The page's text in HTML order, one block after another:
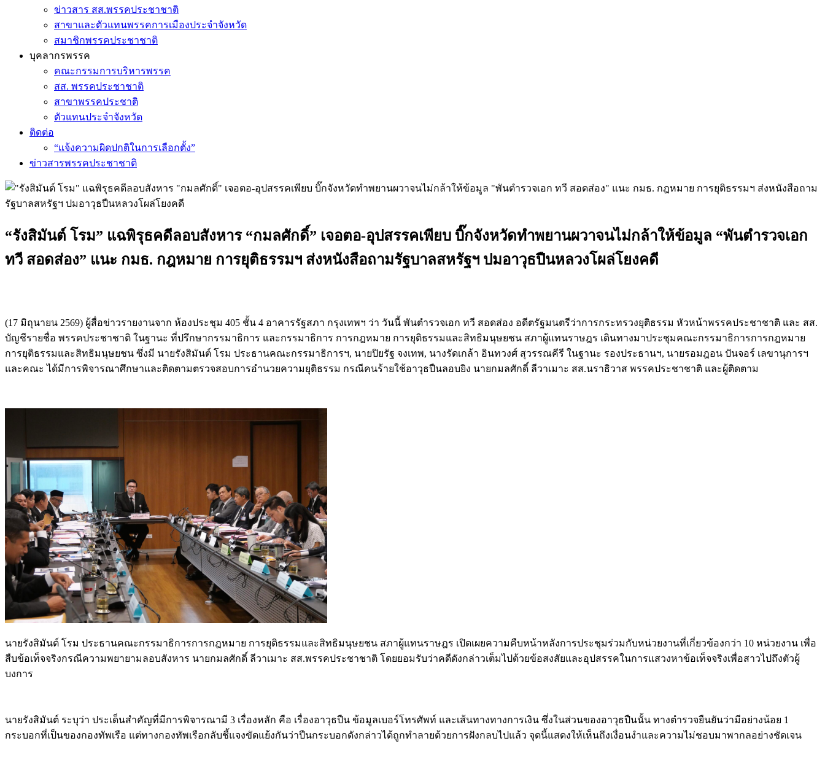
ข่าวสาร สส.พรรคประชาชาติ
สาขาและตัวแทนพรรคการเมืองประจำจังหวัด
สมาชิกพรรคประชาชาติ
บุคลากรพรรค
คณะกรรมการบริหารพรรค
สส. พรรคประชาชาติ
สาขาพรรคประชาติ
ตัวแทนประจำจังหวัด
ติดต่อ
“แจ้งความผิดปกติในการเลือกตั้ง”
ข่าวสารพรรคประชาชาติ
“รังสิมันต์ โรม” แฉพิรุธคดีลอบสังหาร “กมลศักดิ์” เจอตอ-อุปสรรคเพียบ บิ๊กจังหวัดทำพยานผวาจนไม่กล้าให้ข้อมูล “พันตำรวจเอก
ทวี สอดส่อง” แนะ กมธ. กฎหมาย การยุติธรรมฯ ส่งหนังสือถามรัฐบาลสหรัฐฯ ปมอาวุธปืนหลวงโผล่โยงคดี
(17 มิถุนายน 2569) ผู้สื่อข่าวรายงานจาก ห้องประชุม 405 ชั้น 4 อาคารรัฐสภา กรุงเทพฯ ว่า วันนี้ พันตำรวจเอก ทวี สอดส่อง อดีตรัฐมนตรีว่าการกระทรวงยุติธรรม หัวหน้าพรรคประชาชาติ และ สส.
บัญชีรายชื่อ พรรคประชาชาติ ในฐานะ ที่ปรึกษากรรมาธิการ และกรรมาธิการ การกฎหมาย การยุติธรรมและสิทธิมนุษยชน สภาผู้แทนราษฎร เดินทางมาประชุมคณะกรรมาธิการการกฎหมาย
การยุติธรรมและสิทธิมนุษยชน ซึ่งมี นายรังสิมันต์ โรม ประธานคณะกรรมาธิการฯ, นายปิยรัฐ จงเทพ, นางรัดเกล้า อินทวงศ์ สุวรรณคีรี ในฐานะ รองประธานฯ, นายรอมฎอน ปันจอร์ เลขานุการฯ
และคณะ ได้มีการพิจารณาศึกษาและติดตามตรวจสอบการอำนวยความยุติธรรม กรณีคนร้ายใช้อาวุธปืนลอบยิง นายกมลศักดิ์ ลีวาเมาะ สส.นราธิวาส พรรคประชาชาติ และผู้ติดตาม
นายรังสิมันต์ โรม ประธานคณะกรรมาธิการการกฎหมาย การยุติธรรมและสิทธิมนุษยชน สภาผู้แทนราษฎร เปิดเผยความคืบหน้าหลังการประชุมร่วมกับหน่วยงานที่เกี่ยวข้องกว่า 10 หน่วยงาน เพื่อ
สืบข้อเท็จจริงกรณีความพยายามลอบสังหาร นายกมลศักดิ์ ลีวาเมาะ สส.พรรคประชาชาติ โดยยอมรับว่าคดีดังกล่าวเต็มไปด้วยข้อสงสัยและอุปสรรคในการแสวงหาข้อเท็จจริงเพื่อสาวไปถึงตัวผู้
บงการ
นายรังสิมันต์ ระบุว่า ประเด็นสำคัญที่มีการพิจารณามี 3 เรื่องหลัก คือ เรื่องอาวุธปืน ข้อมูลเบอร์โทรศัพท์ และเส้นทางทางการเงิน ซึ่งในส่วนของอาวุธปืนนั้น ทางตำรวจยืนยันว่ามีอย่างน้อย 1
กระบอกที่เป็นของกองทัพเรือ แต่ทางกองทัพเรือกลับชี้แจงขัดแย้งกันว่าปืนกระบอกดังกล่าวได้ถูกทำลายด้วยการฝังกลบไปแล้ว จุดนี้แสดงให้เห็นถึงเงื่อนงำและความไม่ชอบมาพากลอย่างชัดเจน